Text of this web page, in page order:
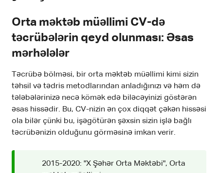
Orta məktəb müəllimi CV-də
təcrübələrin qeyd olunması: Əsas
mərhələlər
Təcrübə bölməsi, bir orta məktəb müəllimi kimi sizin
təhsil və tədris metodlarından anladığınızı və həm də
tələbələrinizə necə kömək edə biləcəyinizi göstərən
əsas hissədir. Bu, CV-nizin ən çox diqqət çəkən hissəsi
ola bilər çünki bu, işəgötürən şəxsin sizin işlə bağlı
təcrübənizin olduğunu görməsinə imkan verir.
2015-2020: "X Şəhər Orta Məktəbi", Orta